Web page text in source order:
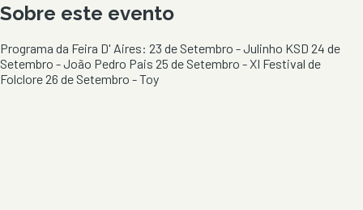
Sobre este evento
Programa da Feira D' Aires: 23 de Setembro - Julinho KSD 24 de
Setembro - João Pedro Pais 25 de Setembro - XI Festival de
Folclore 26 de Setembro - Toy